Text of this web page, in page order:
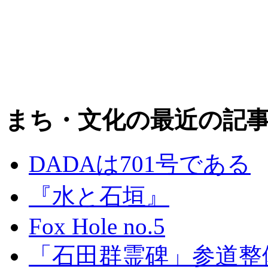
まち・文化の最近の記
DADAは701号である
『水と石垣』
Fox Hole no.5
「石田群霊碑」参道